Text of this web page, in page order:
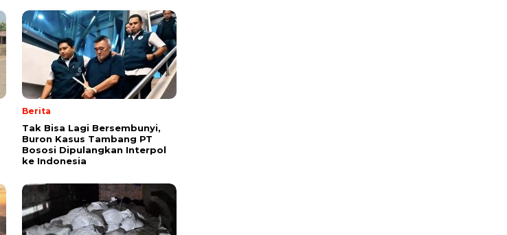
Berita
Tak Bisa Lagi Bersembunyi,
Buron Kasus Tambang PT
Bososi Dipulangkan Interpol
ke Indonesia